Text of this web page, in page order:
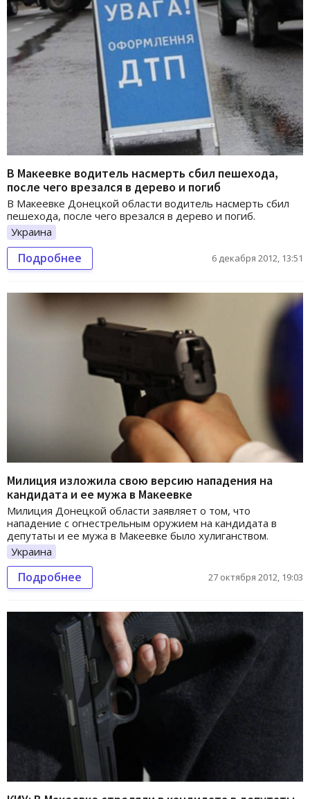
В Макеевке водитель насмерть сбил пешехода,
после чего врезался в дерево и погиб
В Макеевке Донецкой области водитель насмерть сбил
пешехода, после чего врезался в дерево и погиб.
Украина
Подробнее 6 декабря 2012, 13:51
Милиция изложила свою версию нападения на
кандидата и ее мужа в Макеевке
Милиция Донецкой области заявляет о том, что
нападение с огнестрельным оружием на кандидата в
депутаты и ее мужа в Макеевке было хулиганством.
Украина
Подробнее 27 октября 2012, 19:03